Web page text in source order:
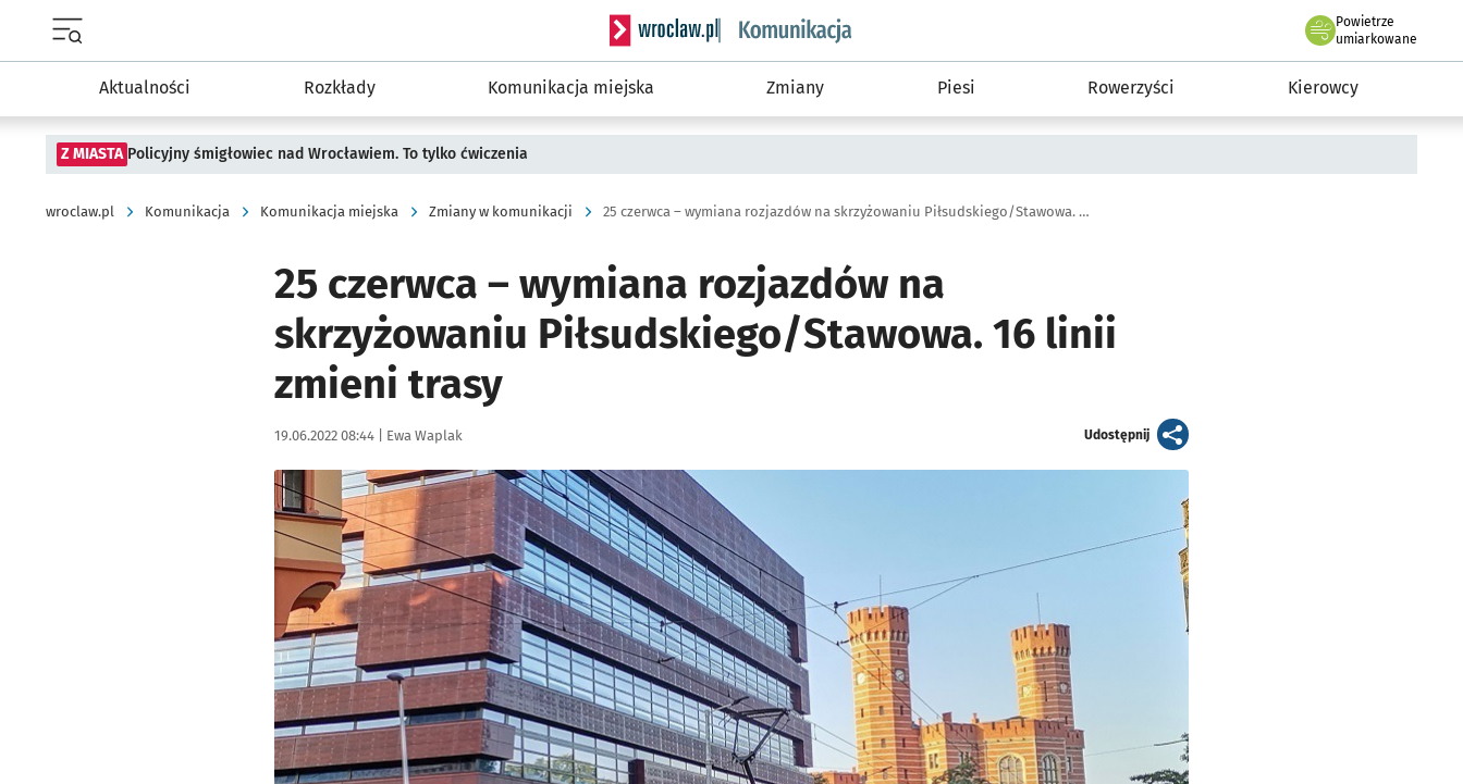
Serwis informacyjny wroclaw.pl podserwis: Komunikacja
Powietrze
we Wrocławiu
umiarkowane
Aktualności Rozkłady Komunikacja miejska Zmiany Piesi Rowerzyści Kierowcy
Z MIASTA Policyjny śmigłowiec nad Wrocławiem. To tylko ćwiczenia
wroclaw.pl Komunikacja Komunikacja miejska Zmiany w komunikacji 25 czerwca – wymiana rozjazdów na skrzyżowaniu Piłsudskiego/Stawowa. 16 linii zmieni trasy
25 czerwca – wymiana rozjazdów na
skrzyżowaniu Piłsudskiego/Stawowa. 16 linii
zmieni trasy
Data publikacji:
19.06.2022 08:44 | Autor:
Ewa Waplak Udostępnijartykuł
Kliknij, aby powiększyć